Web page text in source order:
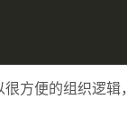
方便的组织逻辑